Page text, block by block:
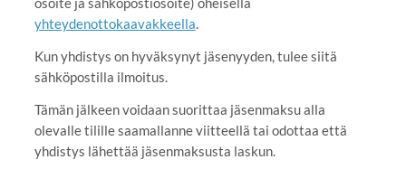
yhteydenottokaavakkeella.
Kun yhdistys on hyväksynyt jäsenyyden, tulee siitä
sähköpostilla ilmoitus.
Tämän jälkeen voidaan suorittaa jäsenmaksu alla
olevalle tilille saamallanne viitteellä tai odottaa että
yhdistys lähettää jäsenmaksusta laskun.